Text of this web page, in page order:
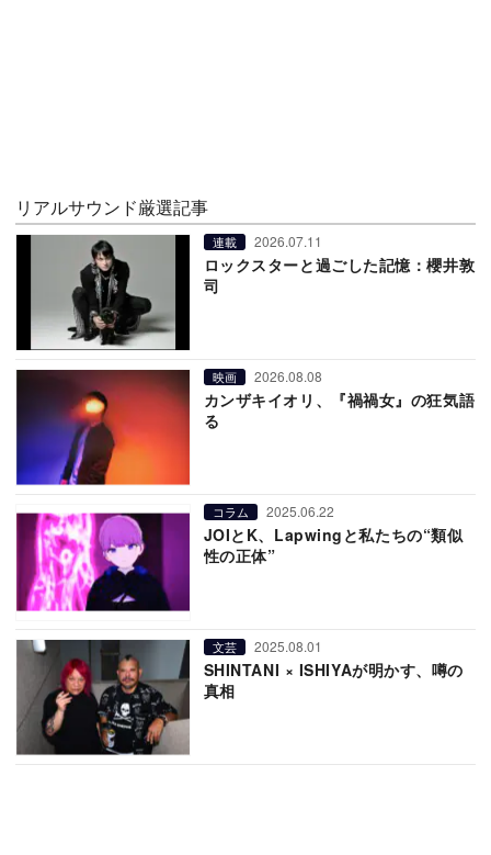
リアルサウンド厳選記事
連載 2026.07.11
ロックスターと過ごした記憶：櫻井敦
司
映画 2026.08.08
カンザキイオリ、『禍禍女』の狂気語
る
コラム 2025.06.22
JOIとK、Lapwingと私たちの“類似
性の正体”
文芸 2025.08.01
SHINTANI × ISHIYAが明かす、噂の
真相